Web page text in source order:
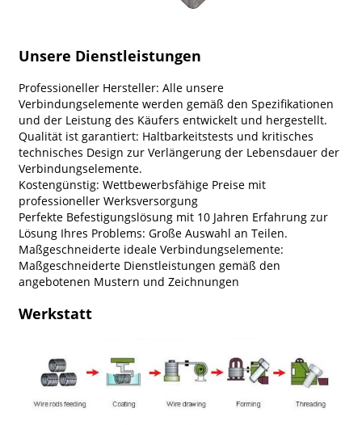
Unsere Dienstleistungen
Professioneller Hersteller: Alle unsere
Verbindungselemente werden gemäß den Spezifikationen
und der Leistung des Käufers entwickelt und hergestellt.
Qualität ist garantiert: Haltbarkeitstests und kritisches
technisches Design zur Verlängerung der Lebensdauer der
Verbindungselemente.
Kostengünstig: Wettbewerbsfähige Preise mit
professioneller Werksversorgung
Perfekte Befestigungslösung mit 10 Jahren Erfahrung zur
Lösung Ihres Problems: Große Auswahl an Teilen.
Maßgeschneiderte ideale Verbindungselemente:
Maßgeschneiderte Dienstleistungen gemäß den
angebotenen Mustern und Zeichnungen
Werkstatt